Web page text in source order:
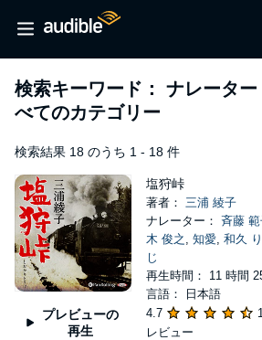
検索キーワード： ナレーター
べてのカテゴリー
検索結果 18 のうち 1 - 18 件
プレビューの
再生
塩狩峠
著者： 三浦 綾子
ナレーター： 斉藤
木 俊之 , 知愛, 和久
じ
再生時間： 11 時間
言語： 日本語
4.7
レビュー